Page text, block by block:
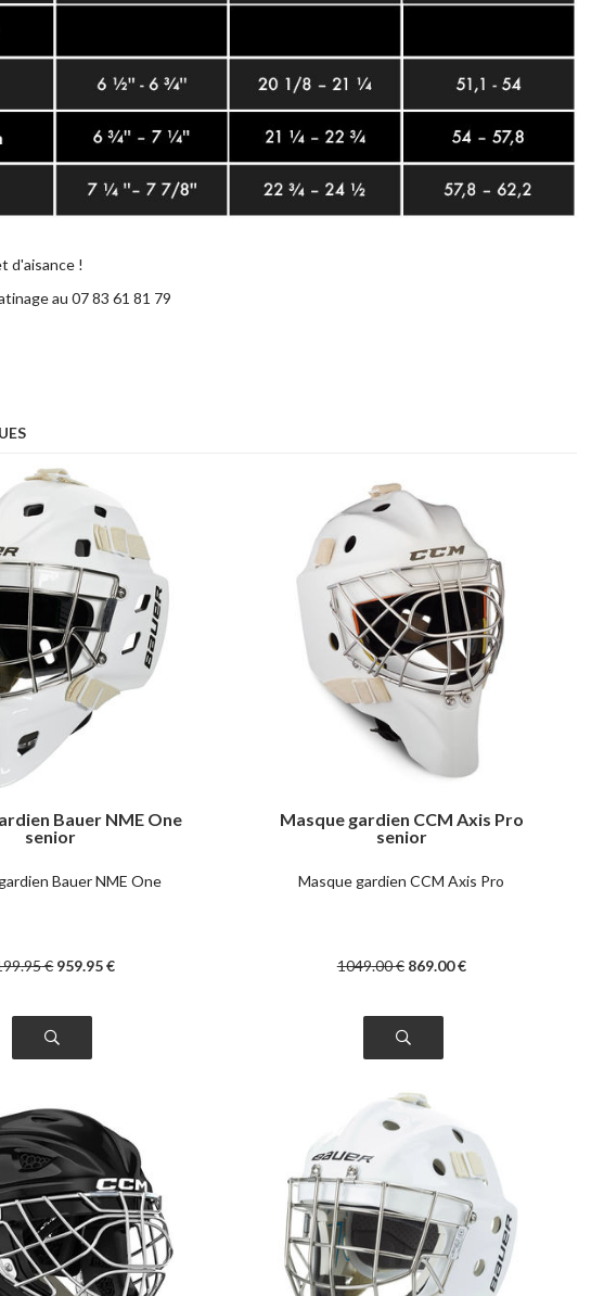
d'aisance !
au 07 83 61 81 79
Bauer NME One
senior
Bauer NME One
.95€ 959.95€
Masque gardien CCM Axis Pro
senior
Masque gardien CCM Axis Pro
1049.00€ 869.00€